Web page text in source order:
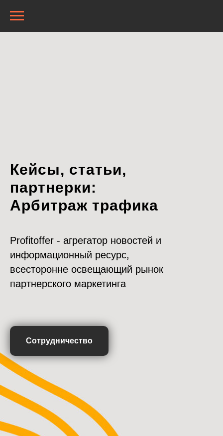
Кейсы, статьи,
партнерки:
Арбитраж трафика
Profitoffer - агрегатор новостей и
информационный ресурс,
всесторонне освещающий рынок
партнерского маркетинга
Сотрудничество